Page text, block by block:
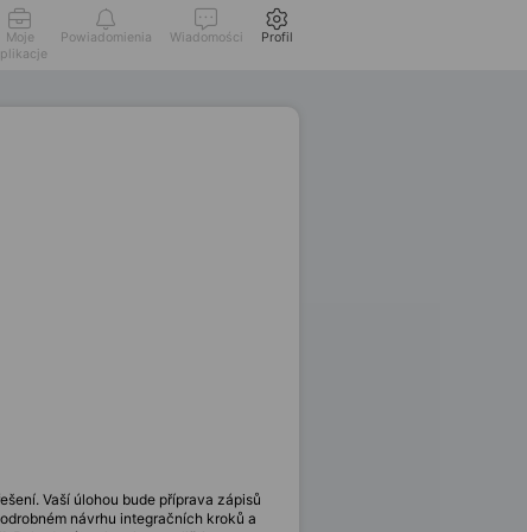
Moje
Powiadomienia Wiadomości Profil
Vaší úlohou bude příprava zápisů
návrhu integračních kroků a